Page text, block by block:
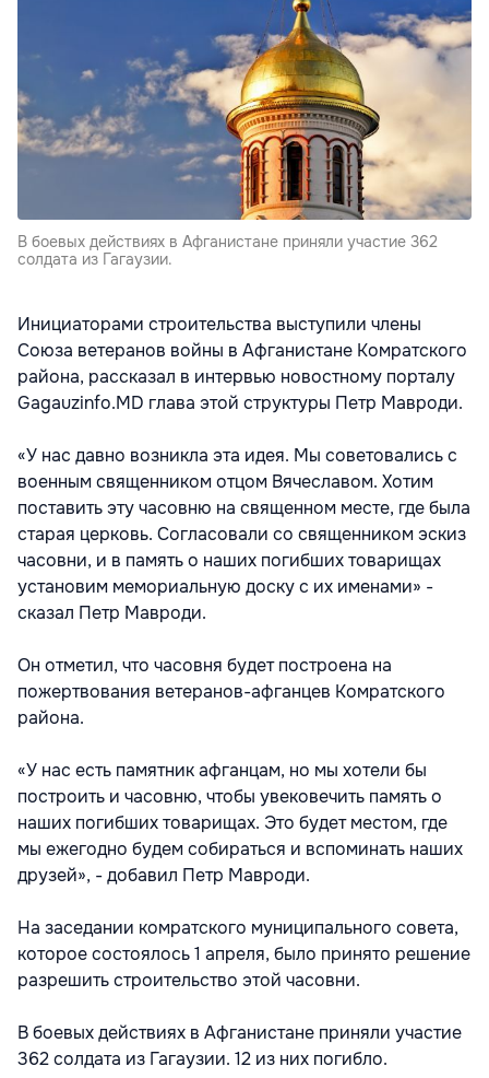
В боевых действиях в Афганистане приняли участие 362
солдата из Гагаузии.
Инициаторами строительства выступили члены
Союза ветеранов войны в Афганистане Комратского
района, рассказал в интервью новостному порталу
Gagauzinfo.MD глава этой структуры Петр Мавроди.
«У нас давно возникла эта идея. Мы советовались с
военным священником отцом Вячеславом. Хотим
поставить эту часовню на священном месте, где была
старая церковь. Согласовали со священником эскиз
часовни, и в память о наших погибших товарищах
установим мемориальную доску с их именами» -
сказал Петр Мавроди.
Он отметил, что часовня будет построена на
пожертвования ветеранов-афганцев Комратского
района.
«У нас есть памятник афганцам, но мы хотели бы
построить и часовню, чтобы увековечить память о
наших погибших товарищах. Это будет местом, где
мы ежегодно будем собираться и вспоминать наших
друзей», - добавил Петр Мавроди.
На заседании комратского муниципального совета,
которое состоялось 1 апреля, было принято решение
разрешить строительство этой часовни.
В боевых действиях в Афганистане приняли участие
362 солдата из Гагаузии. 12 из них погибло.